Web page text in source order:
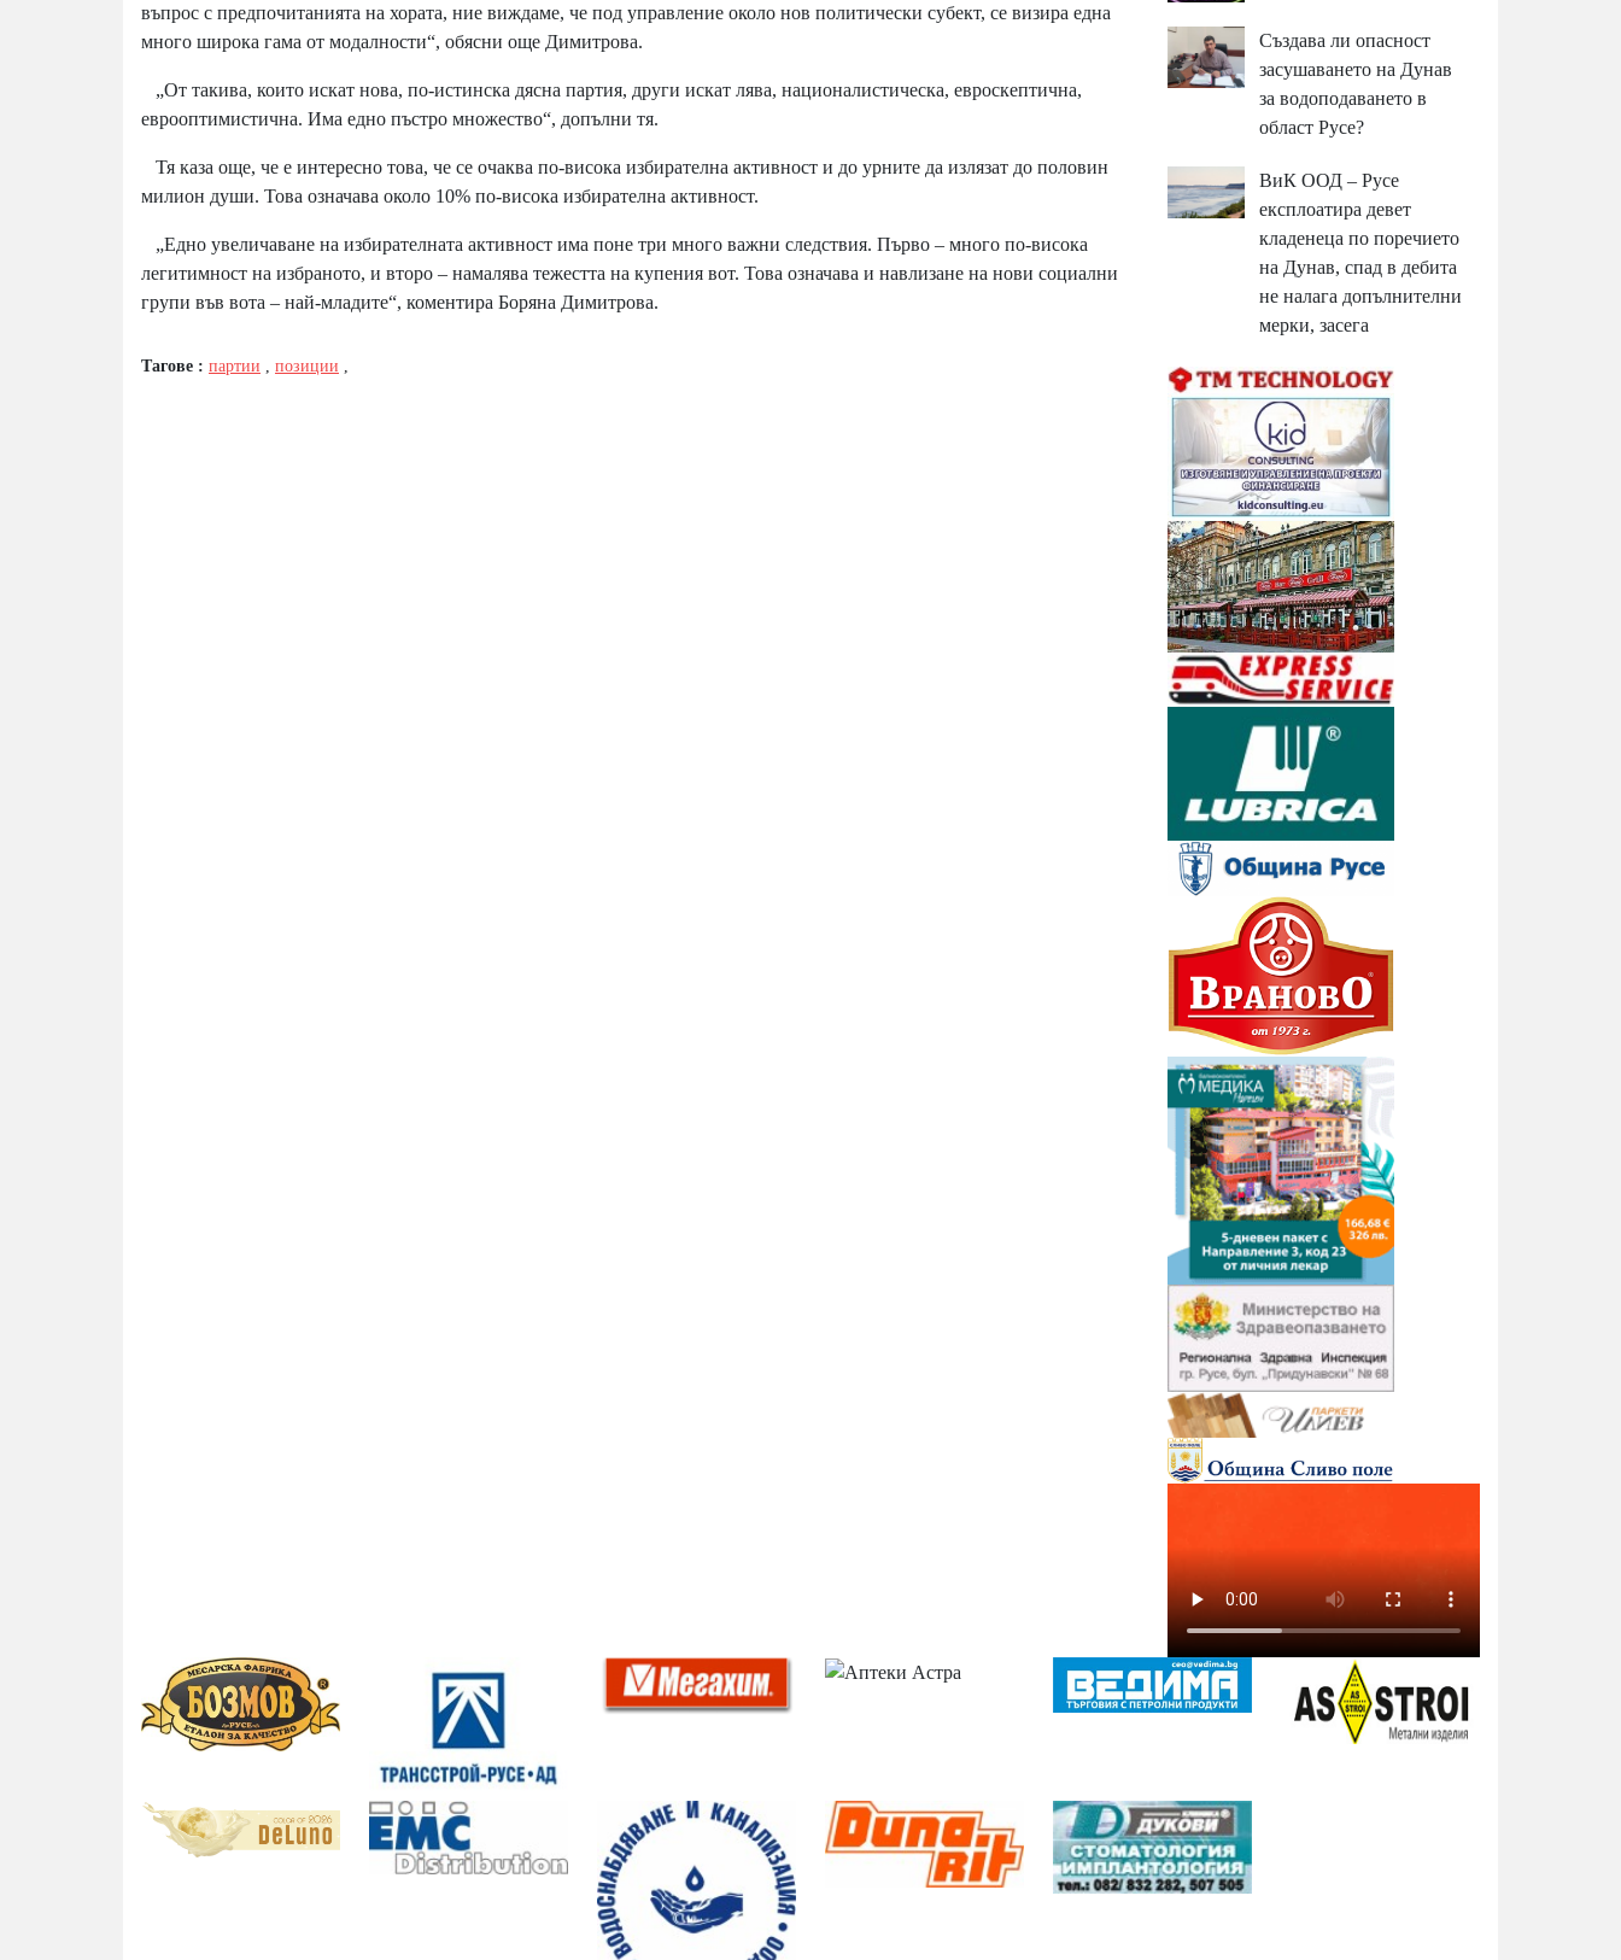
въпрос с предпочитанията на хората, ние виждаме, че под управление около нов политически субект, се визира една
много широка гама от модалности“, обясни още Димитрова.
„От такива, които искат нова, по-истинска дясна партия, други искат лява, националистическа, евроскептична,
еврооптимистична. Има едно пъстро множество“, допълни тя.
Тя каза още, че е интересно това, че се очаква по-висока избирателна активност и до урните да излязат до половин
милион души. Това означава около 10% по-висока избирателна активност.
„Едно увеличаване на избирателната активност има поне три много важни следствия. Първо – много по-висока
легитимност на избраното, и второ – намалява тежестта на купения вот. Това означава и навлизане на нови социални
групи във вота – най-младите“, коментира Боряна Димитрова.
Тагове : партии позиции
Създава ли опасност
засушаването на Дунав
за водоподаването в
област Русе?
ВиК ООД – Русе
експлоатира девет
кладенеца по поречието
на Дунав, спад в дебита
не налага допълнителни
мерки, засега